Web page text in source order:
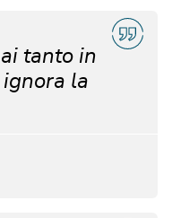
tanto in
la